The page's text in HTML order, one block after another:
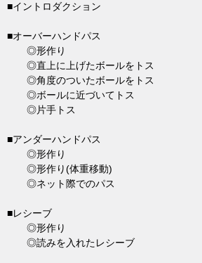
■イントロダクション
■オーバーハンドパス
◎形作り
◎直上に上げたボールをトス
◎角度のついたボールをトス
◎ボールに近づいてトス
◎片手トス
■アンダーハンドパス
◎形作り
◎形作り(体重移動)
◎ネット際でのパス
■レシーブ
◎形作り
◎読みを入れたレシーブ